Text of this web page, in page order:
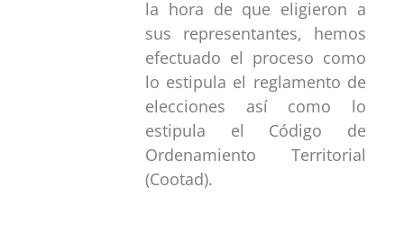
la hora de que eligieron a
sus representantes, hemos
efectuado el proceso como
lo estipula el reglamento de
elecciones así como lo
estipula el Código de
Ordenamiento Territorial
(Cootad).